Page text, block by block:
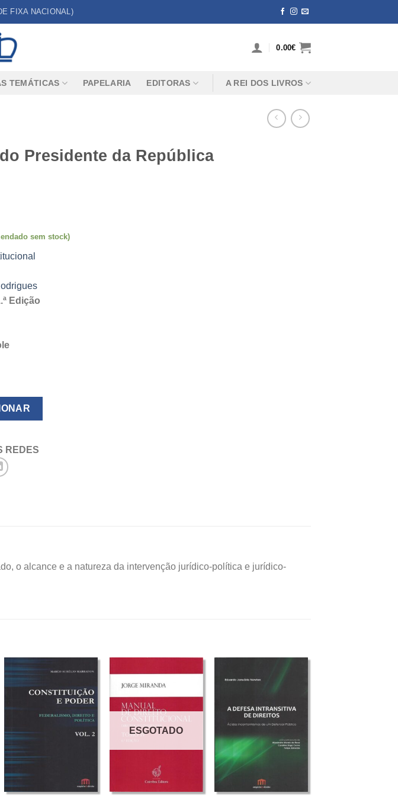
FIXA NACIONAL)
0.00€
TEMÁTICAS PAPELARIA EDITORAS A REI DOS LIVROS
Presidente da República
atual
sem stock)
Edição
do Presidente da República
REDES
o alcance e a natureza da intervenção jurídico-política e jurídico-
ESGOTADO